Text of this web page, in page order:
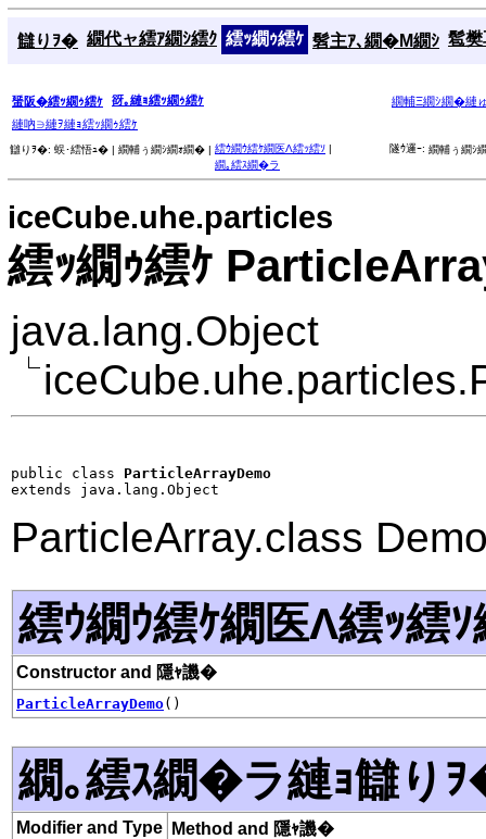
讎りｦ� 繝代ャ繧ｱ繝ｼ繧ｸ 繧ｯ繝ｩ繧ｹ 髫主ｱ､繝�Μ繝ｼ 髱
蜑阪�繧ｯ繝ｩ繧ｹ 谺｡縺ｮ繧ｯ繝ｩ繧ｹ
繝輔Ξ繝ｼ繝�縺
縺吶∋縺ｦ縺ｮ繧ｯ繝ｩ繧ｹ
讎りｦ�: 蜈･繧悟ｭ� | 繝輔ぅ繝ｼ繝ｫ繝� | 繧ｳ繝ｳ繧ｹ繝医Λ繧ｯ繧ｿ |
繝｡繧ｽ繝�ラ
隧ｳ邏ｰ: 繝輔ぅ繝ｼ
iceCube.uhe.particles
繧ｯ繝ｩ繧ｹ
java.lang.Object
public class ParticleArrayDemo
extends java.lang.Object
ParticleArray.class
繧ｳ繝ｳ繧ｹ繝医Λ繧ｯ繧
Constructor and 隱ｬ譏�
ParticleArrayDemo()
繝｡繧ｽ繝�ラ縺ｮ讎り
Modifier and Type Method and 隱ｬ譏�